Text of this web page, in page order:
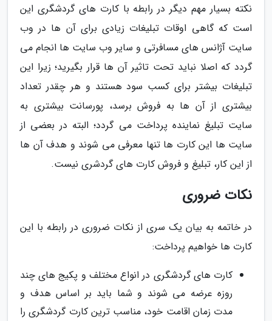
نکته بسیار مهم دیگر در رابطه با کارت های گردشگری این
است که گاهی اوقات تبلیغات زیادی برای آن ها در وب
سایت آژانس های مسافرتی و سایر وب سایت ها انجام می
گردد که اصلا نباید تحت تاثیر آن ها قرار بگیرید؛ زیرا این
تبلیغات بیشتر برای کسب سود هستند و هر چقدر تعداد
بیشتری از آن ها به فروش برسد، پورسانت بیشتری به
سایت تبلیغ نماینده پرداخت می گردد؛ البته در بعضی از
سایت ها این کارت ها تنها معرفی می شوند و هدف آن ها
از این کار، تبلیغ و فروش کارت های گردشری نیست.
نکات ضروری
در خاتمه به بیان یک سری از نکات ضروری در رابطه با این
کارت ها خواهیم پرداخت:
کارت های گردشگری در انواع مختلف و پکیج های چند
روزه عرضه می شوند و شما باید بر اساس هدف و
مدت زمان اقامت خود، مناسب ترین کارت گردشگری را